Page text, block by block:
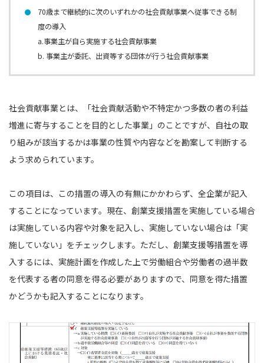
70歳まで継続的に次のいずれかの社会貢献事業へ従事できる制
度の導入
a.事業主が自ら実施する社会貢献事業
b. 事業主が委託、出資等する団体が行う社会貢献事業
社会貢献事業とは、「社会貢献活動や不特定かつ多数の者の利益
増進に寄与することを目的とした事業」のことですが、自社の取
り組みが該当するかは事業の性質や内容などを勘案して判断する
よう求められています。
この項目は、この措置の導入の有無にかかわらず、全企業が記入
することになっています。現在、創業支援措置を実施している場合
は実施している内容や対象を記入し、実施していない場合は「実
施していない」をチェックします。ただし、創業支援等措置を導
入するには、実施計画を作成した上で労働組合や労働者の過半数
を代表する者の同意を得る必要がありますので、同意を得た措置
かどうかも記入することになります。